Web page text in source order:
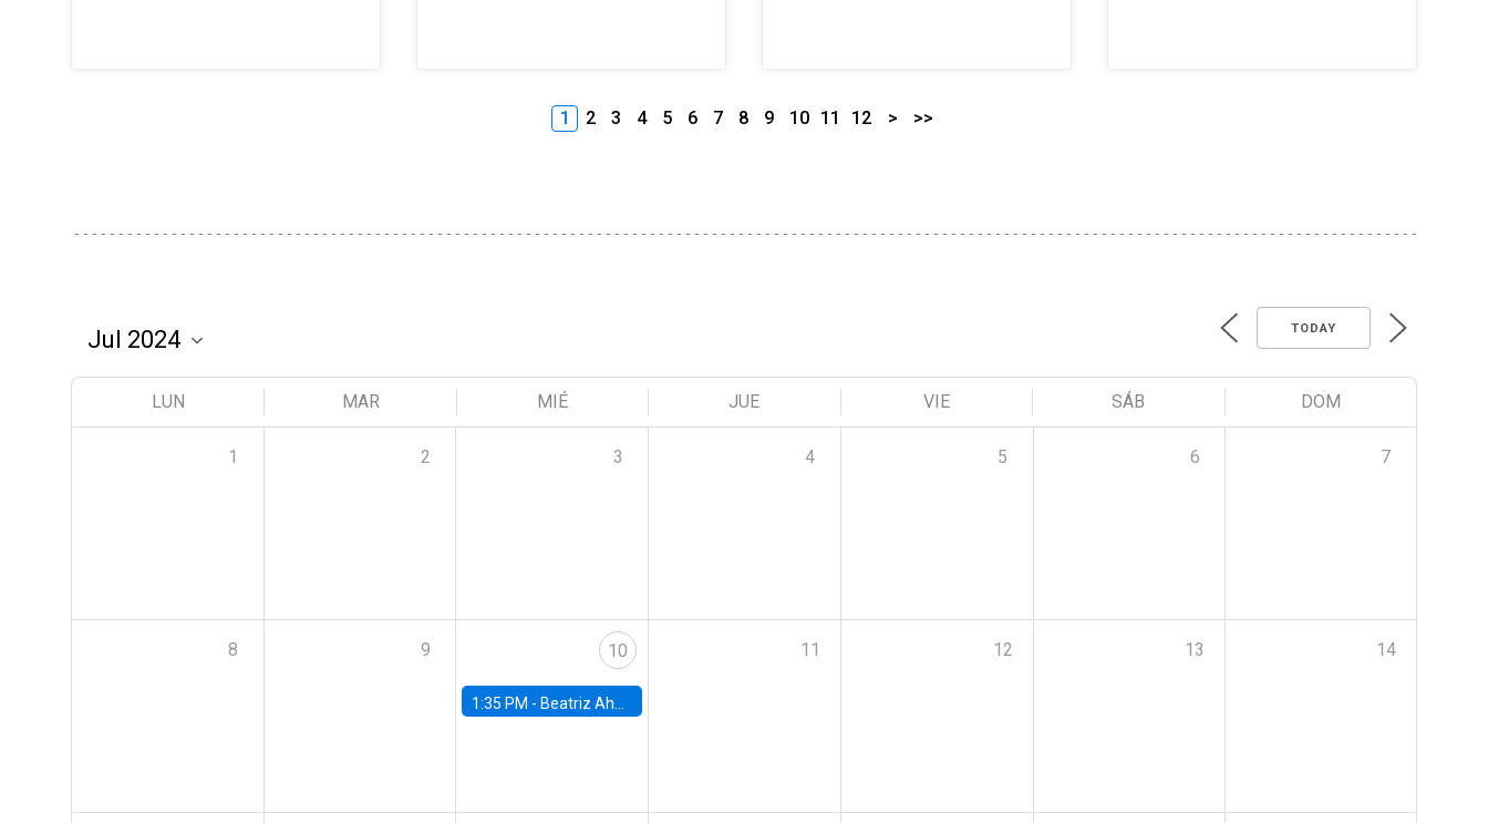
1 2 3 4 5 6 7 8 9 10 11 12 > >>
TODAY
LUN MAR MIÉ JUE VIE SÁB DOM
1 2 3 4 5 6 7
8 9 10
1:35 PM - Beatriz Ahumada, PhD candidate, Universidad de Pittsburgh
11 12 13 14